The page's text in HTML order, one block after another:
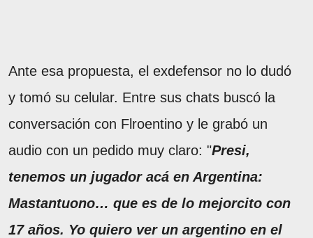
Ante esa propuesta, el exdefensor no lo dudó
y tomó su celular. Entre sus chats buscó la
conversación con Flroentino y le grabó un
audio con un pedido muy claro: "Presi,
tenemos un jugador acá en Argentina:
Mastantuono… que es de lo mejorcito con
17 años. Yo quiero ver un argentino en el